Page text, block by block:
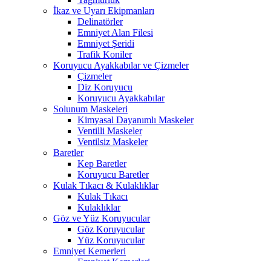
İkaz ve Uyarı Ekipmanları
Delinatörler
Emniyet Alan Filesi
Emniyet Şeridi
Trafik Koniler
Koruyucu Ayakkabılar ve Çizmeler
Çizmeler
Diz Koruyucu
Koruyucu Ayakkabılar
Solunum Maskeleri
Kimyasal Dayanımlı Maskeler
Ventilli Maskeler
Ventilsiz Maskeler
Baretler
Kep Baretler
Koruyucu Baretler
Kulak Tıkacı & Kulaklıklar
Kulak Tıkacı
Kulaklıklar
Göz ve Yüz Koruyucular
Göz Koruyucular
Yüz Koruyucular
Emniyet Kemerleri